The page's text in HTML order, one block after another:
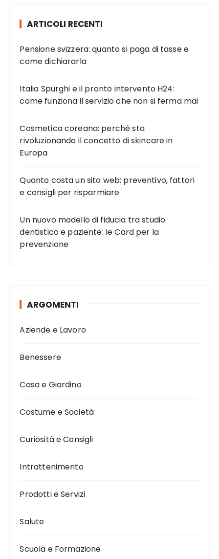
ARTICOLI RECENTI
Pensione svizzera: quanto si paga di tasse e
come dichiararla
Italia Spurghi e il pronto intervento H24:
come funziona il servizio che non si ferma mai
Cosmetica coreana: perché sta
rivoluzionando il concetto di skincare in
Europa
Quanto costa un sito web: preventivo, fattori
e consigli per risparmiare
Un nuovo modello di fiducia tra studio
dentistico e paziente: le Card per la
prevenzione
ARGOMENTI
Aziende e Lavoro
Benessere
Casa e Giardino
Costume e Società
Curiosità e Consigli
Intrattenimento
Prodotti e Servizi
Salute
Scuola e Formazione